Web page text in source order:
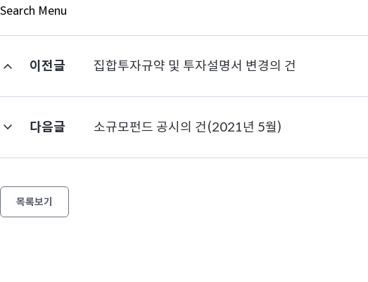
Search Menu
이전글 집합투자규약 및 투자설명서 변경의 건
다음글 소규모펀드 공시의 건(2021년 5월)
목록보기